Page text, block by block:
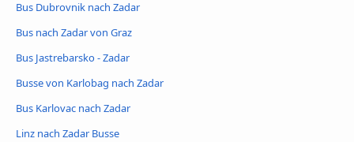
Bus Dubrovnik nach Zadar
Bus nach Zadar von Graz
Bus Jastrebarsko - Zadar
Busse von Karlobag nach Zadar
Bus Karlovac nach Zadar
Linz nach Zadar Busse